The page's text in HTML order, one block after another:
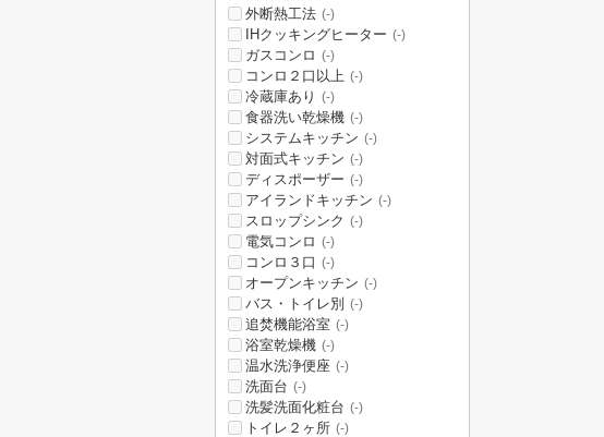
外断熱工法 (-)
IHクッキングヒーター (-)
ガスコンロ (-)
コンロ２口以上 (-)
冷蔵庫あり (-)
食器洗い乾燥機 (-)
システムキッチン (-)
対面式キッチン (-)
ディスポーザー (-)
アイランドキッチン (-)
スロップシンク (-)
電気コンロ (-)
コンロ３口 (-)
オープンキッチン (-)
バス・トイレ別 (-)
追焚機能浴室 (-)
浴室乾燥機 (-)
温水洗浄便座 (-)
洗面台 (-)
洗髪洗面化粧台 (-)
トイレ２ヶ所 (-)